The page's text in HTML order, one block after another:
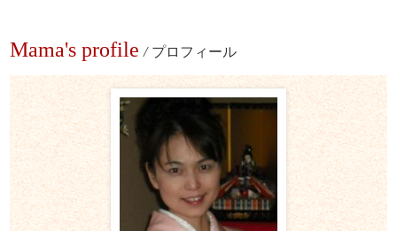
Mama's profile / プロフィール